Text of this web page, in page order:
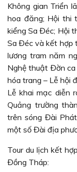
Không gian Triển
hoa đăng; Hội thi
kiểng Sa Đéc; Hội
Sa Đéc và kết hợp
lương tram năm
Nghệ thuật Đờn
hóa trang – Lễ hội
Lễ khai mạc diễn
Quảng trường
trên sóng Đài
một số Đài địa
Tour du lịch kết
Đồng Tháp: